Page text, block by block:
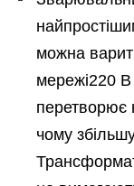
можна
мережі220 В
перетворює
чому